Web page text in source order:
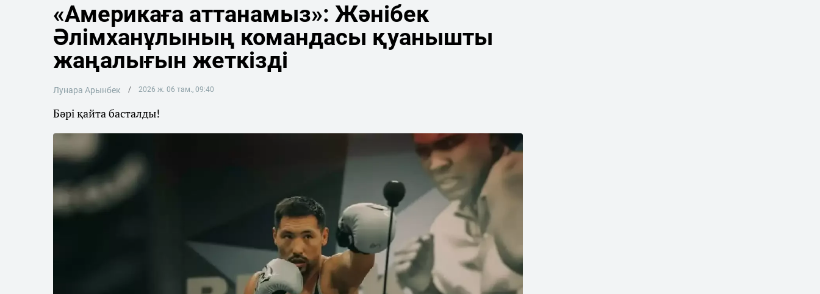
«Америкаға аттанамыз»: Жәнібек
Әлімханұлының командасы қуанышты
жаңалығын жеткізді
Лунара Арынбек 2026 ж. 06 там., 09:40
Бәрі қайта басталды!